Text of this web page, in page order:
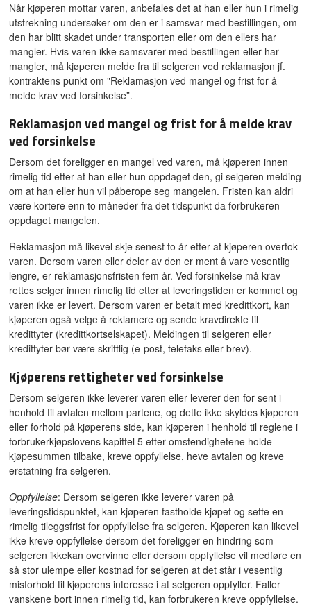
Når kjøperen mottar varen, anbefales det at han eller hun i rimelig
utstrekning undersøker om den er i samsvar med bestillingen, om
den har blitt skadet under transporten eller om den ellers har
mangler. Hvis varen ikke samsvarer med bestillingen eller har
mangler, må kjøperen melde fra til selgeren ved reklamasjon jf.
kontraktens punkt om "Reklamasjon ved mangel og frist for å
melde krav ved forsinkelse”.
Reklamasjon ved mangel og frist for å melde krav
ved forsinkelse
Dersom det foreligger en mangel ved varen, må kjøperen innen
rimelig tid etter at han eller hun oppdaget den, gi selgeren melding
om at han eller hun vil påberope seg mangelen. Fristen kan aldri
være kortere enn to måneder fra det tidspunkt da forbrukeren
oppdaget mangelen.
Reklamasjon må likevel skje senest to år etter at kjøperen overtok
varen. Dersom varen eller deler av den er ment å vare vesentlig
lengre, er reklamasjonsfristen fem år. Ved forsinkelse må krav
rettes selger innen rimelig tid etter at leveringstiden er kommet og
varen ikke er levert. Dersom varen er betalt med kredittkort, kan
kjøperen også velge å reklamere og sende kravdirekte til
kredittyter (kredittkortselskapet). Meldingen til selgeren eller
kredittyter bør være skriftlig (e-post, telefaks eller brev).
Kjøperens rettigheter ved forsinkelse
Dersom selgeren ikke leverer varen eller leverer den for sent i
henhold til avtalen mellom partene, og dette ikke skyldes kjøperen
eller forhold på kjøperens side, kan kjøperen i henhold til reglene i
forbrukerkjøpslovens kapittel 5 etter omstendighetene holde
kjøpesummen tilbake, kreve oppfyllelse, heve avtalen og kreve
erstatning fra selgeren.
Oppfyllelse: Dersom selgeren ikke leverer varen på
leveringstidspunktet, kan kjøperen fastholde kjøpet og sette en
rimelig tileggsfrist for oppfyllelse fra selgeren. Kjøperen kan likevel
ikke kreve oppfyllelse dersom det foreligger en hindring som
selgeren ikkekan overvinne eller dersom oppfyllelse vil medføre en
så stor ulempe eller kostnad for selgeren at det står i vesentlig
misforhold til kjøperens interesse i at selgeren oppfyller. Faller
vanskene bort innen rimelig tid, kan forbrukeren kreve oppfyllelse.